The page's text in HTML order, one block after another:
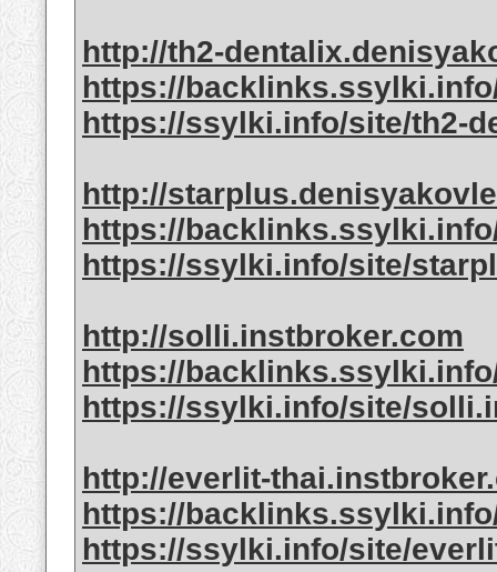
http://th2-
https://
https://ssylki.info/site/th2-
http://
https://
https://ssylki.info/site/
http://solli.instbroker.com
https://
https://ssylki.info/site/
http://everlit-
https://
https://ssylki.info/site/